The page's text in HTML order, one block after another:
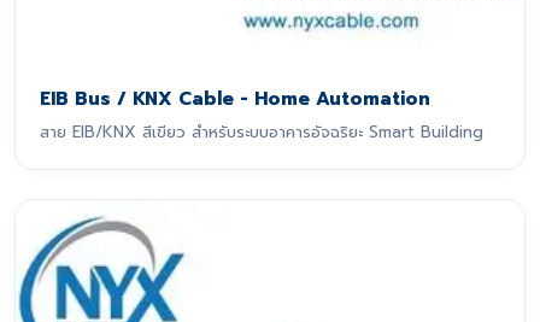
EIB Bus / KNX Cable - Home Automation
สาย EIB/KNX สีเขียว สำหรับระบบอาคารอัจฉริยะ Smart Building